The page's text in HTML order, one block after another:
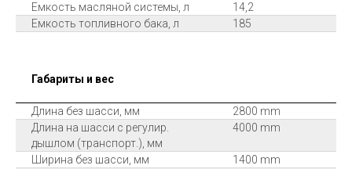
Емкость масляной системы, л
14,2
Емкость топливного бака, л
185
Габариты и вес
Длина без шасси, мм
2800 mm
Длина на шасси с регулир.
дышлом (транспорт.), мм
4000 mm
Ширина без шасси, мм
1400 mm